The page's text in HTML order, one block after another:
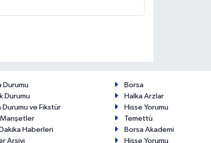
Durumu
Durumu
Durumu ve Fikstür
Manşetler
Haberleri
Arşivi
Borsa
Halka Arzlar
Hisse Yorumu
Temettü
Borsa Akademi
Hisse Yorumu